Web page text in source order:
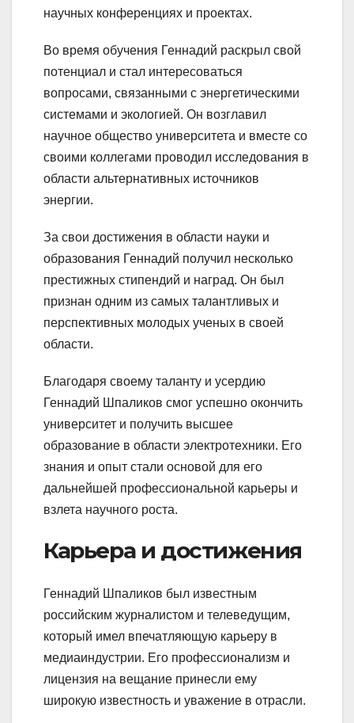
научных конференциях и проектах.
Во время обучения Геннадий раскрыл свой
потенциал и стал интересоваться
вопросами, связанными с энергетическими
системами и экологией. Он возглавил
научное общество университета и вместе со
своими коллегами проводил исследования в
области альтернативных источников
энергии.
За свои достижения в области науки и
образования Геннадий получил несколько
престижных стипендий и наград. Он был
признан одним из самых талантливых и
перспективных молодых ученых в своей
области.
Благодаря своему таланту и усердию
Геннадий Шпаликов смог успешно окончить
университет и получить высшее
образование в области электротехники. Его
знания и опыт стали основой для его
дальнейшей профессиональной карьеры и
взлета научного роста.
Карьера и достижения
Геннадий Шпаликов был известным
российским журналистом и телеведущим,
который имел впечатляющую карьеру в
медиаиндустрии. Его профессионализм и
лицензия на вещание принесли ему
широкую известность и уважение в отрасли.